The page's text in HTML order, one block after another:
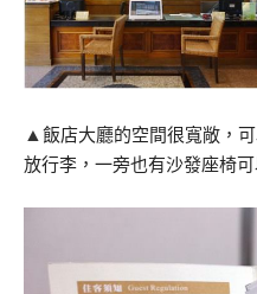
▲ 飯店大廳的空間很寬敞，
放行李，一旁也有沙發座椅可